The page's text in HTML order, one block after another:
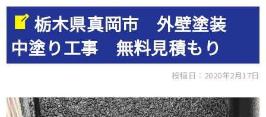
栃木県真岡市 外壁塗装
中塗り工事 無料見積もり
投稿日：2020年2月17日